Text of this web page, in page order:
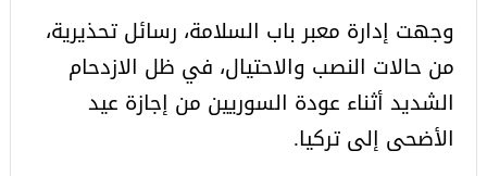
وجهت إدارة معبر باب السلامة، رسائل تحذيرية،
من حالات النصب والاحتيال، في ظل الازدحام
الشديد أثناء عودة السوريين من إجازة عيد
الأضحى إلى تركيا.